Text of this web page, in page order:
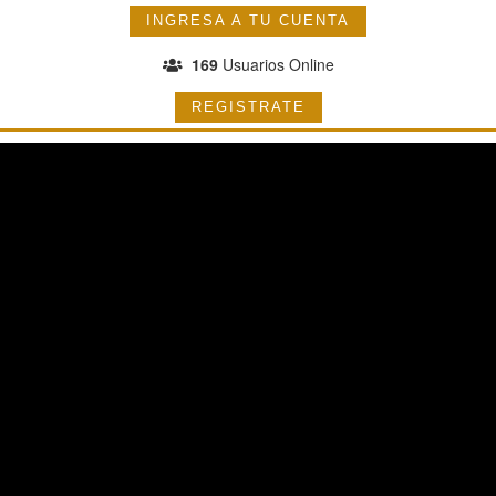
INGRESA A TU CUENTA
169Usuarios Online
REGISTRATE